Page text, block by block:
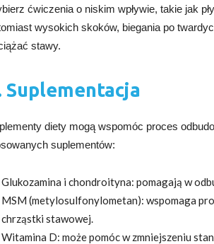
ćwiczenia o niskim wpływie, takie jak
wysokich skoków, biegania po
stawy.
Suplementacja
diety mogą wspomóc proces
suplementów:
Glukozamina i chondroityna: pomagają w
MSM (metylosulfonylometan): wspomaga
chrząstki stawowej.
Witamina D: może pomóc w zmniejszeniu